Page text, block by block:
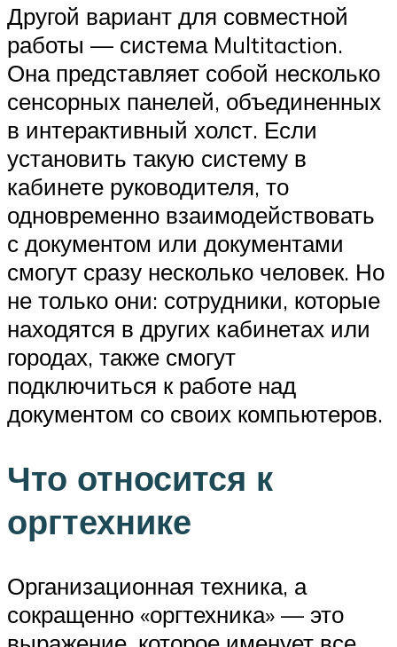
Другой вариант для совместной
работы — система Multitaction.
Она представляет собой несколько
сенсорных панелей, объединенных
в интерактивный холст. Если
установить такую систему в
кабинете руководителя, то
одновременно взаимодействовать
с документом или документами
смогут сразу несколько человек. Но
не только они: сотрудники, которые
находятся в других кабинетах или
городах, также смогут
подключиться к работе над
документом со своих компьютеров.
Что относится к
оргтехнике
Организационная техника, а
сокращенно «оргтехника» — это